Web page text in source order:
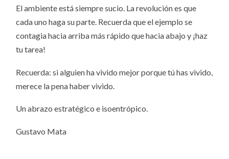
El ambiente está siempre sucio. La revolución es que
cada uno haga su parte. Recuerda que el ejemplo se
contagia hacia arriba más rápido que hacia abajo y ¡haz
tu tarea!
Recuerda: si alguien ha vivido mejor porque tú has vivido,
merece la pena haber vivido.
Un abrazo estratégico e isoentrópico.
Gustavo Mata